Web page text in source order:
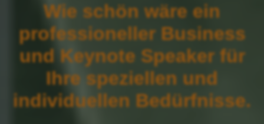
Wie schön wäre ein
professioneller Business
und Keynote Speaker für
Ihre speziellen und
individuellen Bedürfnisse.